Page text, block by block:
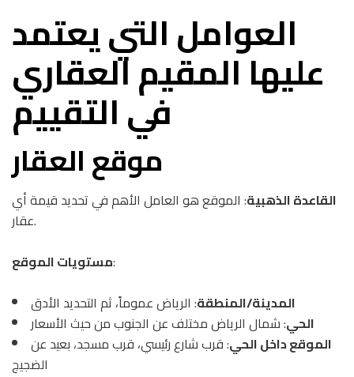
العوامل التي يعتمد
عليها المقيم العقاري
في التقييم
موقع العقار
القاعدة الذهبية: الموقع هو العامل الأهم في تحديد قيمة أي
عقار.
مستويات الموقع:
المدينة/المنطقة: الرياض عموماً، ثم التحديد الأدق
الحي: شمال الرياض مختلف عن الجنوب من حيث الأسعار
الموقع داخل الحي: قرب شارع رئيسي، قرب مسجد، بعيد عن
الضجيج